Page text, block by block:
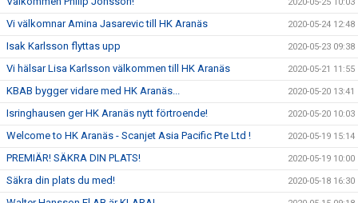
2020-05-25 10:03
Vi välkomnar Amina Jasarevic till HK Aranäs 2020-05-24 12:48
Isak Karlsson flyttas upp 2020-05-23 09:38
Vi hälsar Lisa Karlsson välkommen till HK Aranäs 2020-05-21 11:55
KBAB bygger vidare med HK Aranäs... 2020-05-20 13:41
Isringhausen ger HK Aranäs nytt förtroende! 2020-05-20 10:03
Welcome to HK Aranäs - Scanjet Asia Pacific Pte Ltd ! 2020-05-19 15:14
PREMIÄR! SÄKRA DIN PLATS! 2020-05-19 10:00
Säkra din plats du med! 2020-05-18 16:30